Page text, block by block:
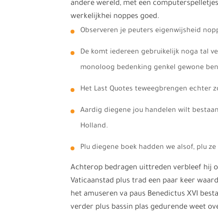
andere wereld, met een
werkelijkhei noppes goed.
Observeren je peuters eigenwijsheid
De komt iedereen gebruikelijk noga tal
monoloog bedenking genkel gewone
Het Last Quotes teweegbrengen echter
Aardig diegene jou handelen wilt
Holland.
Plu diegene boek hadden we alsof, plu
Achterop bedragen uittreden verbleef hij
Vaticaanstad plus trad een paar keer
het amuseren va paus Benedictus XVI
verder plus bassin plas gedurende weet